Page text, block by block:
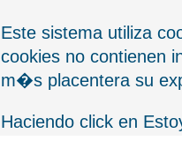
Este sistema utiliza
cookies no contienen
m�s placentera su
Haciendo click en